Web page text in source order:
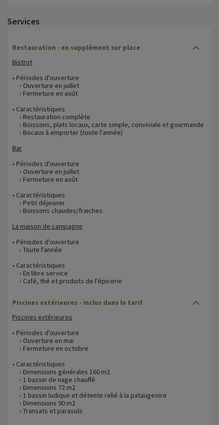
Services
Restauration - en supplément sur place
Bistrot
• Périodes d'ouverture
› Ouverture en juillet
› Fermeture en août
• Caractéristiques
› Restauration complète
› Boissons, plats locaux, carte simple, conviviale et gourmande
› Bocaux à emporter (toute l'année)
Bar
• Périodes d'ouverture
› Ouverture en juillet
› Fermeture en août
• Caractéristiques
› Petit déjeuner
› Boissons chaudes/fraiches
La maison de campagne
• Périodes d'ouverture
› Toute l'année
• Caractéristiques
› En libre service
› Café, thé et produits de l'épicerie
Piscines extérieures - inclus dans le tarif
Piscines extérieures
• Périodes d'ouverture
› Ouverture en mai
› Fermeture en octobre
• Caractéristiques
› Dimensions générales 160 m2
› 1 bassin de nage chauffé
› Dimensions 72 m2
› 1 bassin ludique et détente relié à la pataugeoire
› Dimensions 90 m2
› Transats et parasols